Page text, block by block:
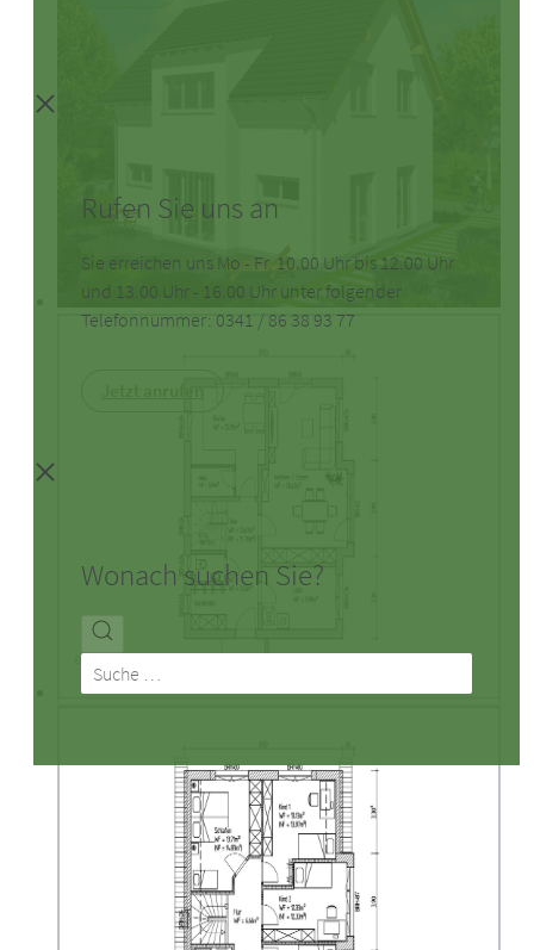
Rufen Sie uns an
Sie erreichen uns Mo - Fr. 10.00 Uhr bis 12.00 Uhr
und 13.00 Uhr - 16.00 Uhr unter folgender
Telefonnummer: 0341 / 86 38 93 77
Wonach suchen Sie?
Suchen
nach: